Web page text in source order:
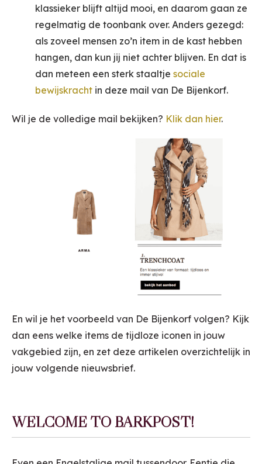
klassieker blijft altijd mooi, en daarom gaan ze
regelmatig de toonbank over. Anders gezegd:
als zoveel mensen zo’n item in de kast hebben
hangen, dan kun jij niet achter blijven. En dat is
dan meteen een sterk staaltje sociale
bewijskracht in deze mail van De Bijenkorf.
Wil je de volledige mail bekijken? Klik dan hier.
En wil je het voorbeeld van De Bijenkorf volgen? Kijk
dan eens welke items de tijdloze iconen in jouw
vakgebied zijn, en zet deze artikelen overzichtelijk in
jouw volgende nieuwsbrief.
WELCOME TO BARKPOST!